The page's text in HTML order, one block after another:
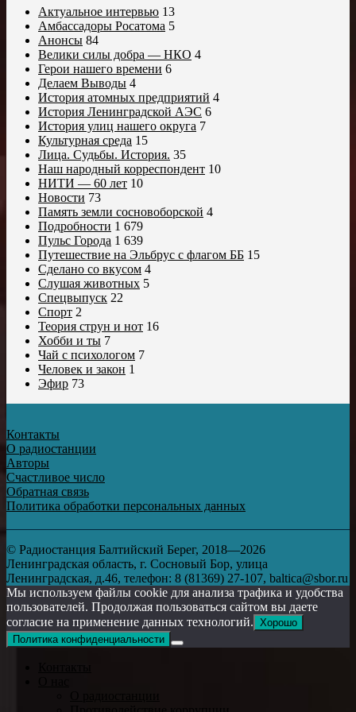
Актуальное интервью 13
Амбассадоры Росатома 5
Анонсы 84
Велики силы добра — НКО 4
Герои нашего времени 6
Делаем Выводы 4
История атомных предприятий 4
История Ленинградской АЭС 6
История улиц нашего округа 7
Культурная среда 15
Лица. Судьбы. История. 35
Наш народный корреспондент 10
НИТИ — 60 лет 10
Новости 73
Память земли сосновоборской 4
Подробности 1 679
Пульс Города 1 639
Путешествие на Эльбрус с флагом ББ 15
Сделано со вкусом 4
Слушая животных 5
Спецвыпуск 22
Спорт 2
Теория струн и нот 16
Хобби и ты 7
Чай с психологом 7
Человек и закон 1
Эфир 73
Контакты
О радиостанции
Авторы
Счастливое число
Обратная связь
Политика обработки персональных данных
© Радиостанция Балтийский Берег, 2018—2026
Ленинградская область, г. Сосновый Бор, улица
Ленинградская, д.46, телефон: 8 (81369) 27-107, baltica@sbor.ru
Мы используем файлы cookie для анализа трафика и удобства
пользователей. Продолжая пользоваться сайтом вы даете
согласие на применение данных технологий. Хорошо
Политика конфиденциальности